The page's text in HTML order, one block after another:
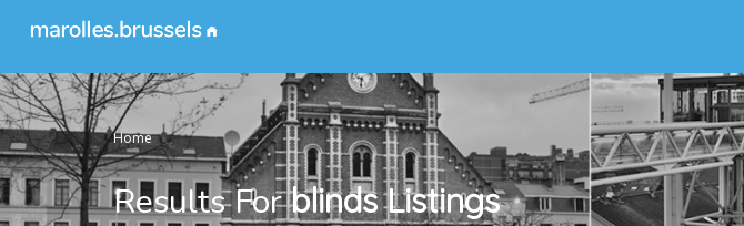
Home
Results Forblinds Listings